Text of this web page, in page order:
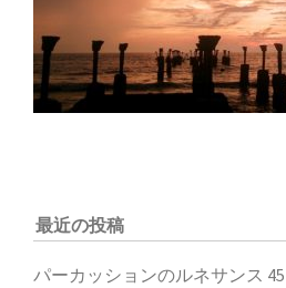
最近の投稿
パーカッションのルネサンス 45